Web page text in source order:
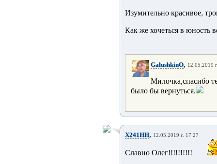
Изумительно красивое,
Как же хочеться в юность
GalushkinO, 12.05.2019
Милочка,спасибо
было бы вернуться.
X241HH, 12.05.2019 г. 17:27
Славно Олег!!!!!!!!!!